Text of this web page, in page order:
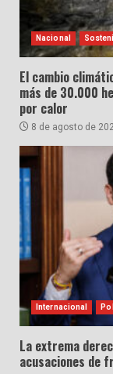
Nacional
El cambio
más de 30.000
por calor
8 de agosto de
Internacional
La extrema
acusaciones de